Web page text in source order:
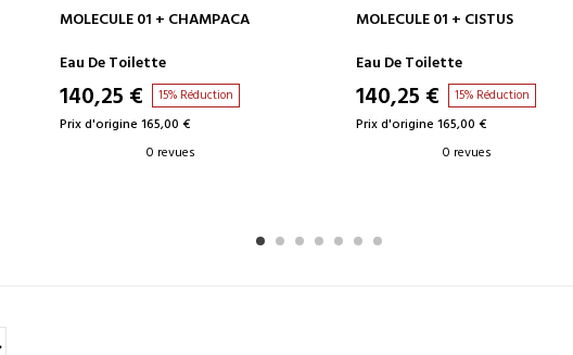
AJOUTER AU PANIER
MOLECULE 01 + CHAMPACA
Eau De Toilette
140,25 € 15% Réduction
Prix d'origine 165,00 €
0 revues
AJOUTER AU PANIER
MOLECULE 01 + CISTUS
Eau De Toilette
140,25 € 15% Réduction
Prix d'origine 165,00 €
0 revues